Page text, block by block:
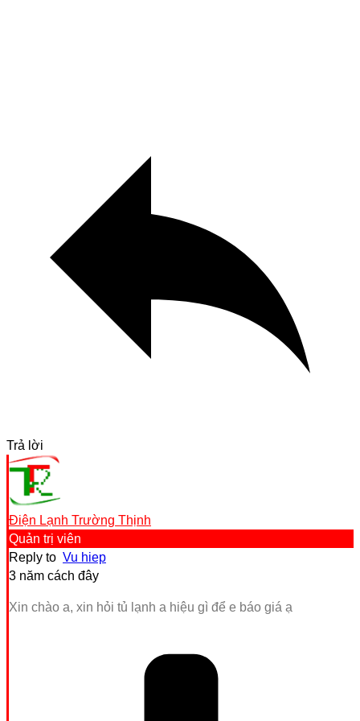
Trả lời
Điện Lạnh Trường Thịnh
Quản trị viên
Reply to Vu hiep
3 năm cách đây
Xin chào a, xin hỏi tủ lạnh a hiệu gì để e báo giá ạ